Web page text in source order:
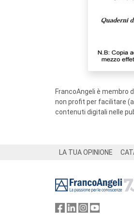
FrancoAngeli è membro
non profit per facilitare
contenuti digitali nelle
LA TUA OPINIONE